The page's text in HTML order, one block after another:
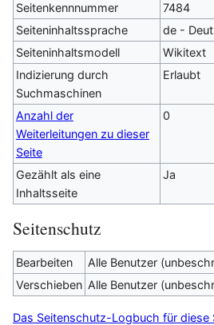
Seitenkennnummer
7484
Seiteninhaltssprache
de -
Seiteninhaltsmodell
Wikitext
Indizierung durch
Suchmaschinen
Erlaubt
Anzahl der
Weiterleitungen zu dieser
Seite
0
Gezählt als eine
Inhaltsseite
Ja
Seitenschutz
Bearbeiten
Alle Benutzer
Verschieben Alle Benutzer
Das Seitenschutz-Logbuch für diese